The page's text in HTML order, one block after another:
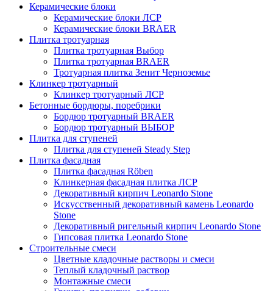
Керамические блоки
Керамические блоки ЛСР
Керамические блоки BRAER
Плитка тротуарная
Плитка тротуарная Выбор
Плитка тротуарная BRAER
Тротуарная плитка Зенит Черноземье
Клинкер тротуарный
Клинкер тротуарный ЛСР
Бетонные бордюры, поребрики
Бордюр тротуарный BRAER
Бордюр тротуарный ВЫБОР
Плитка для ступеней
Плитка для ступеней Steady Step
Плитка фасадная
Плитка фасадная Röben
Клинкерная фасадная плитка ЛСР
Декоративный кирпич Leonardo Stone
Искусственный декоративный камень Leonardo
Stone
Декоративный ригельный кирпич Leonardo Stone
Гипсовая плитка Leonardo Stone
Строительные смеси
Цветные кладочные растворы и смеси
Теплый кладочный раствор
Монтажные смеси